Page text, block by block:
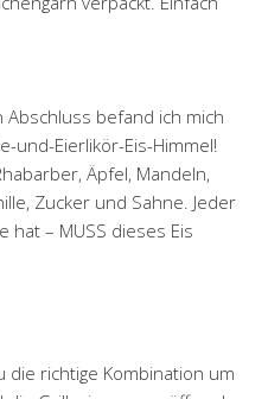
Abschluss befand ich mich
und-Eierlikör-Eis-Himmel!
Äpfel, Mandeln,
Zucker und Sahne. Jeder
hat – MUSS dieses Eis
die richtige Kombination um